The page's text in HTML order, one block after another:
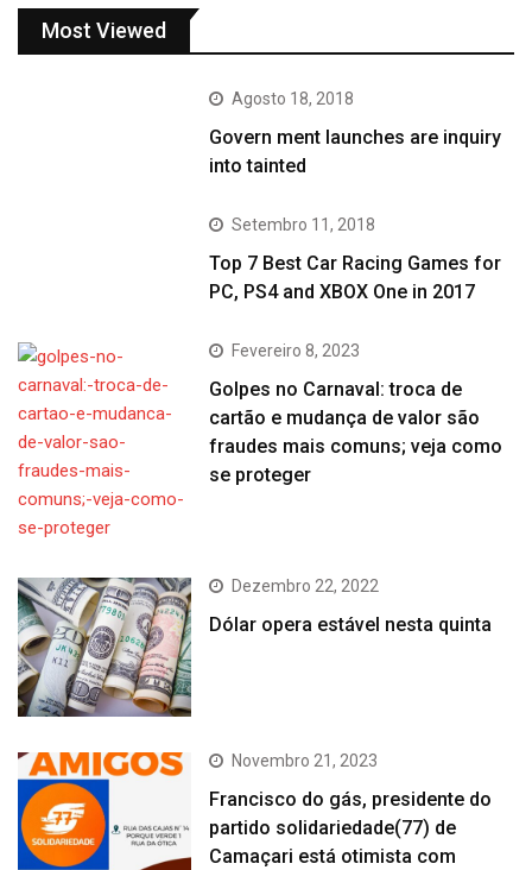
Most Viewed
Agosto 18, 2018
Govern ment launches are inquiry
into tainted
Setembro 11, 2018
Top 7 Best Car Racing Games for
PC, PS4 and XBOX One in 2017
Fevereiro 8, 2023
Golpes no Carnaval: troca de
cartão e mudança de valor são
fraudes mais comuns; veja como
se proteger
Dezembro 22, 2022
Dólar opera estável nesta quinta
Novembro 21, 2023
Francisco do gás, presidente do
partido solidariedade(77) de
Camaçari está otimista com